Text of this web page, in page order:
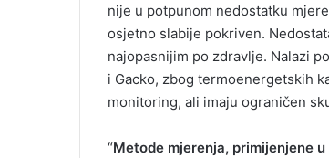
nije u potpunom nedostatku
osjetno slabije pokriven.
najopasnijim po zdravlje. Nalazi
i Gacko, zbog termoenergetskih
monitoring, ali imaju ograničen
“Metode mjerenja, primijenjene